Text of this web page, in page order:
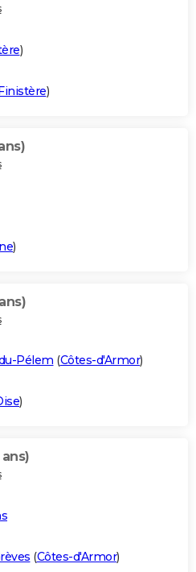
)
)
)
Pélem (Côtes-d'Armor)
)
(Côtes-d'Armor)